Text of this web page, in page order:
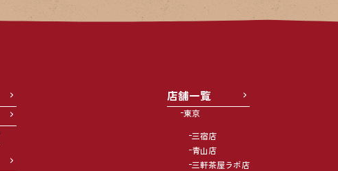
店舗一覧
東京
三宿店
青山店
三軒茶屋ラボ店